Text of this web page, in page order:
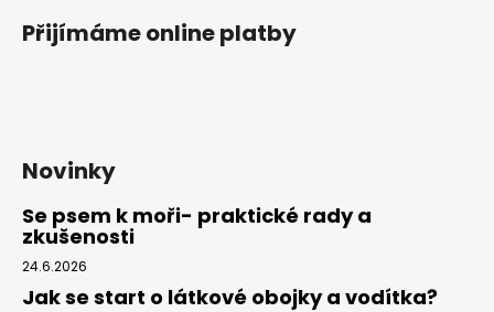
Přijímáme online platby
Novinky
Se psem k moři- praktické rady a
zkušenosti
24.6.2026
Jak se start o látkové obojky a vodítka?